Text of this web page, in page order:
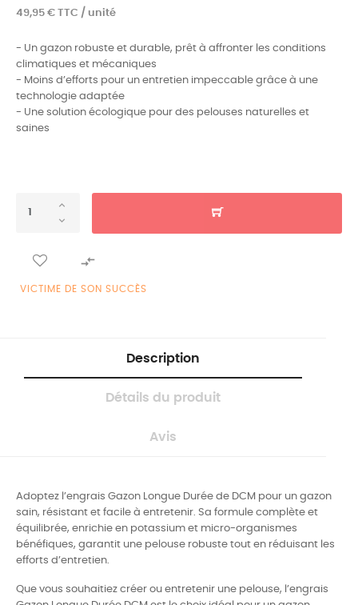
49,95 € TTC / unité
- Un gazon robuste et durable, prêt à affronter les conditions
climatiques et mécaniques
- Moins d’efforts pour un entretien impeccable grâce à une
technologie adaptée
- Une solution écologique pour des pelouses naturelles et
saines

VICTIME DE SON SUCCÈS
Description
Détails du produit
Avis
Adoptez l’engrais Gazon Longue Durée de DCM pour un gazon
sain, résistant et facile à entretenir. Sa formule complète et
équilibrée, enrichie en potassium et micro-organismes
bénéfiques, garantit une pelouse robuste tout en réduisant les
efforts d’entretien.
Que vous souhaitiez créer ou entretenir une pelouse, l’engrais